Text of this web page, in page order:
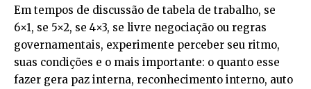
Em tempos de discussão de tabela de trabalho, se
6×1, se 5×2, se 4×3, se livre negociação ou regras
governamentais, experimente perceber seu ritmo,
suas condições e o mais importante: o quanto esse
fazer gera paz interna, reconhecimento interno, auto